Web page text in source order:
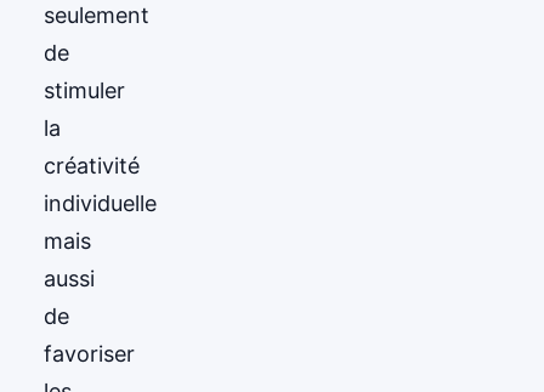
seulement
de
stimuler
la
créativité
individuelle
mais
aussi
de
favoriser